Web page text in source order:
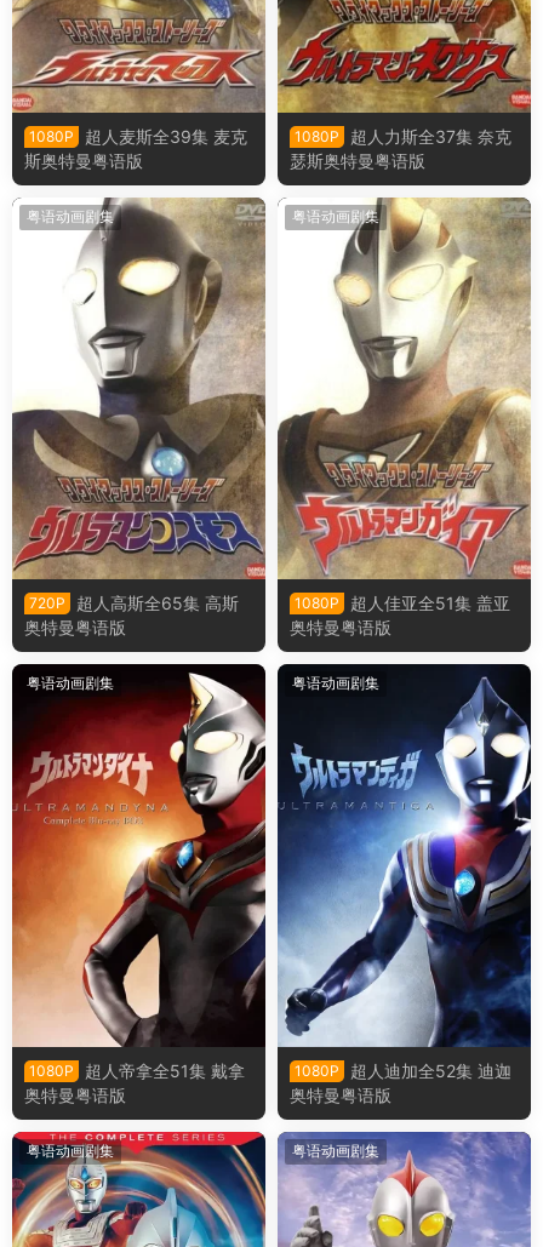
1080P
超人麦斯全39集 麦克
斯奥特曼粤语版
1080P
超人力斯全37集 奈克
瑟斯奥特曼粤语版
粤语动画剧集
720P
超人高斯全65集 高斯
奥特曼粤语版
粤语动画剧集
1080P
超人佳亚全51集 盖亚
奥特曼粤语版
粤语动画剧集
1080P
超人帝拿全51集 戴拿
奥特曼粤语版
粤语动画剧集
1080P
超人迪加全52集 迪迦
奥特曼粤语版
粤语动画剧集 粤语动画剧集